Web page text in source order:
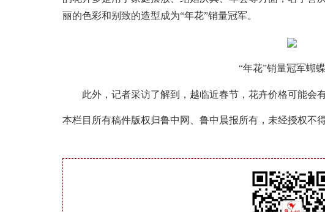
丽的色彩和别致的造型成为“年花”销量冠军。
“年花”销量冠军蝴蝶
此外，记者采访了解到，越临近春节，花卉价格可能会有
本栏目所有稿件版权归鲁中网、鲁中晨报所有，未经授权不